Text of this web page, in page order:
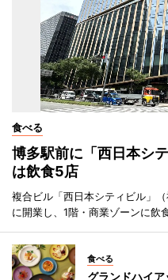
食べる
博多駅前に「西日本シ
は飲食5店
複合ビル「西日本シティビル」
に開業し、1階・商業ゾーンに飲
食べる
グランドハイ